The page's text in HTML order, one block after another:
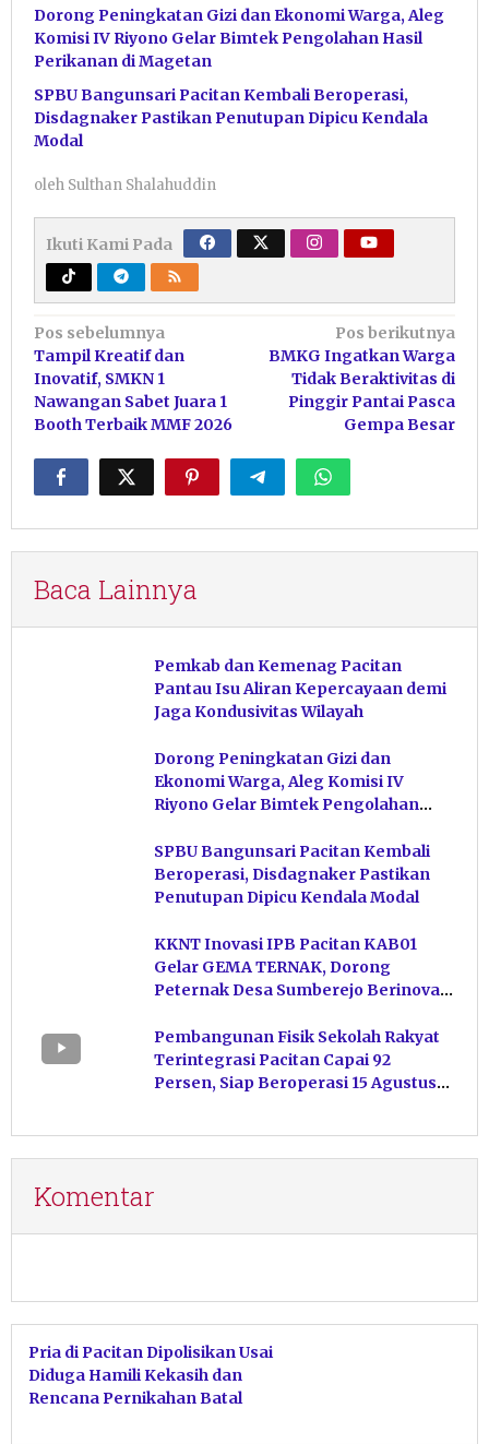
Dorong Peningkatan Gizi dan Ekonomi Warga, Aleg
Komisi IV Riyono Gelar Bimtek Pengolahan Hasil
Perikanan di Magetan
SPBU Bangunsari Pacitan Kembali Beroperasi,
Disdagnaker Pastikan Penutupan Dipicu Kendala
Modal
oleh Sulthan Shalahuddin
Ikuti Kami Pada
Navigasi
pos
Pos sebelumnya
Tampil Kreatif dan
Inovatif, SMKN 1
Nawangan Sabet Juara 1
Booth Terbaik MMF 2026
Pos berikutnya
BMKG Ingatkan Warga
Tidak Beraktivitas di
Pinggir Pantai Pasca
Gempa Besar
Baca Lainnya
Pemkab dan Kemenag Pacitan
Pantau Isu Aliran Kepercayaan demi
Jaga Kondusivitas Wilayah
Dorong Peningkatan Gizi dan
Ekonomi Warga, Aleg Komisi IV
Riyono Gelar Bimtek Pengolahan
SPBU Bangunsari Pacitan Kembali
Beroperasi, Disdagnaker Pastikan
Penutupan Dipicu Kendala Modal
KKNT Inovasi IPB Pacitan KAB01
Gelar GEMA TERNAK, Dorong
Peternak Desa Sumberejo Berinovasi
Pembangunan Fisik Sekolah Rakyat
Terintegrasi Pacitan Capai 92
Persen, Siap Beroperasi 15 Agustus
Komentar
Pria di Pacitan Dipolisikan Usai
Diduga Hamili Kekasih dan
Rencana Pernikahan Batal